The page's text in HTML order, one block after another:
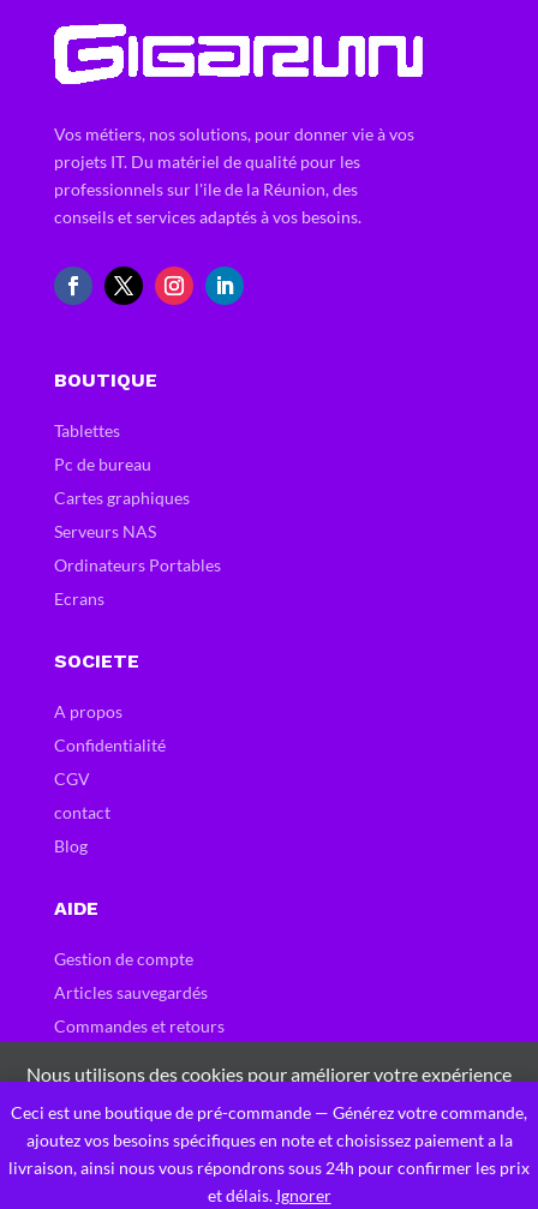
Ceci est une boutique de pré-commande — Générez votre commande,
ajoutez vos besoins spécifiques en note et choisissez paiement a la
livraison, ainsi nous vous répondrons sous 24h pour confirmer les prix
et délais. Ignorer
Vos métiers, nos solutions, pour donner vie à vos
projets IT. Du matériel de qualité pour les
professionnels sur l'ile de la Réunion, des
conseils et services adaptés à vos besoins.
BOUTIQUE
Tablettes
Pc de bureau
Cartes graphiques
Serveurs NAS
Ordinateurs Portables
Ecrans
SOCIETE
A propos
Confidentialité
CGV
contact
Blog
AIDE
Gestion de compte
Articles sauvegardés
Commandes et retours
Designed by Gigarun ingénierie
0
Nous utilisons des cookies pour améliorer votre expérience
sur notre site Web. En naviguant sur ce site, vous acceptez
notre utilisation des cookies.
J'accepte Ces Cookies
Privacy Policy